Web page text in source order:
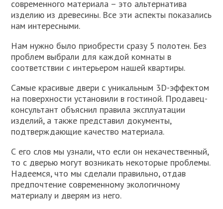
современного материала – это альтернатива
изделию из древесины. Все эти аспекты показались
нам интересными.
Нам нужно было приобрести сразу 5 полотен. Без
проблем выбрали для каждой комнаты в
соответствии с интерьером нашей квартиры.
Самые красивые двери с уникальным 3D-эффектом
на поверхности установили в гостиной. Продавец-
консультант объяснил правила эксплуатации
изделий, а также представил документы,
подтверждающие качество материала.
С его слов мы узнали, что если он некачественный,
то с дверью могут возникать некоторые проблемы.
Надеемся, что мы сделали правильно, отдав
предпочтение современному экологичному
материалу и дверям из него.